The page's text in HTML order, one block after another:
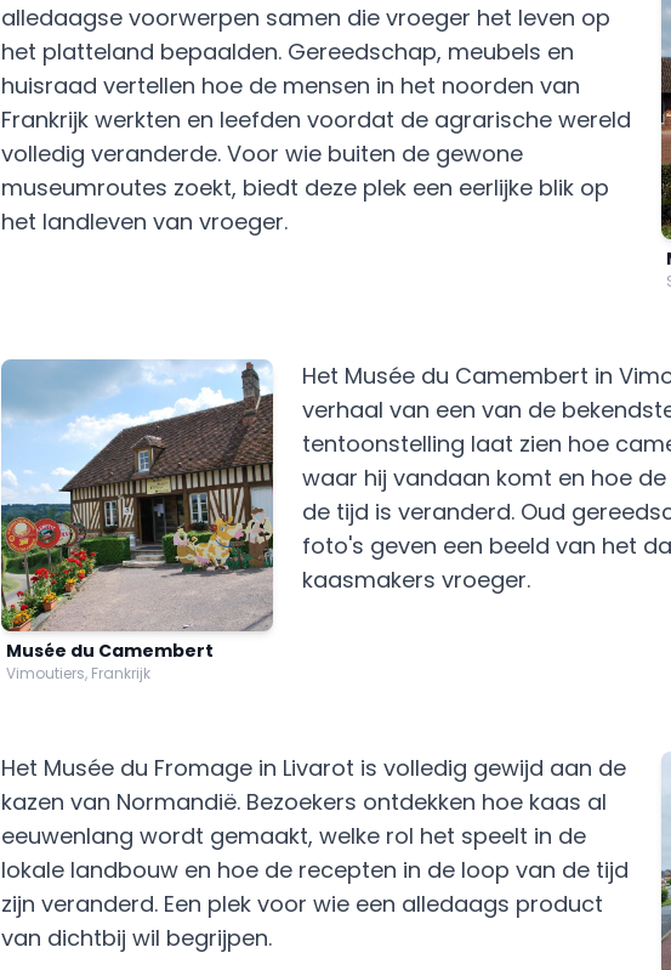
alledaagse voorwerpen samen die vroeger het leven op
het platteland bepaalden. Gereedschap, meubels en
huisraad vertellen hoe de mensen in het noorden van
Frankrijk werkten en leefden voordat de agrarische wereld
volledig veranderde. Voor wie buiten de gewone
museumroutes zoekt, biedt deze plek een eerlijke blik op
het landleven van vroeger.
Musée du Camembert
Vimoutiers, Frankrijk
Het Musée du Camembert in
verhaal van een van de
tentoonstelling laat zien hoe
waar hij vandaan komt en hoe
de tijd is veranderd. Oud
foto's geven een beeld van het
kaasmakers vroeger.
Het Musée du Fromage in Livarot is volledig gewijd aan de
kazen van Normandië. Bezoekers ontdekken hoe kaas al
eeuwenlang wordt gemaakt, welke rol het speelt in de
lokale landbouw en hoe de recepten in de loop van de tijd
zijn veranderd. Een plek voor wie een alledaags product
van dichtbij wil begrijpen.